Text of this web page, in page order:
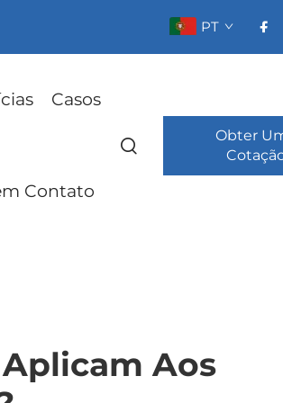
PT
Casos
Contato
Obter
Aos